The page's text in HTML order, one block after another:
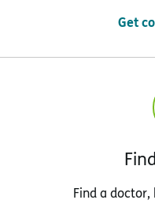
Get
Find a